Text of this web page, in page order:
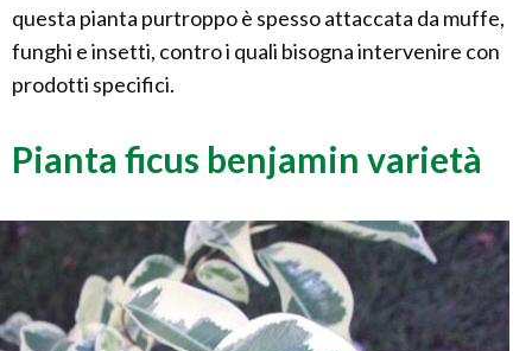
questa pianta purtroppo è spesso attaccata da muffe,
funghi e insetti, contro i quali bisogna intervenire con
prodotti specifici.
Pianta ficus benjamin varietà